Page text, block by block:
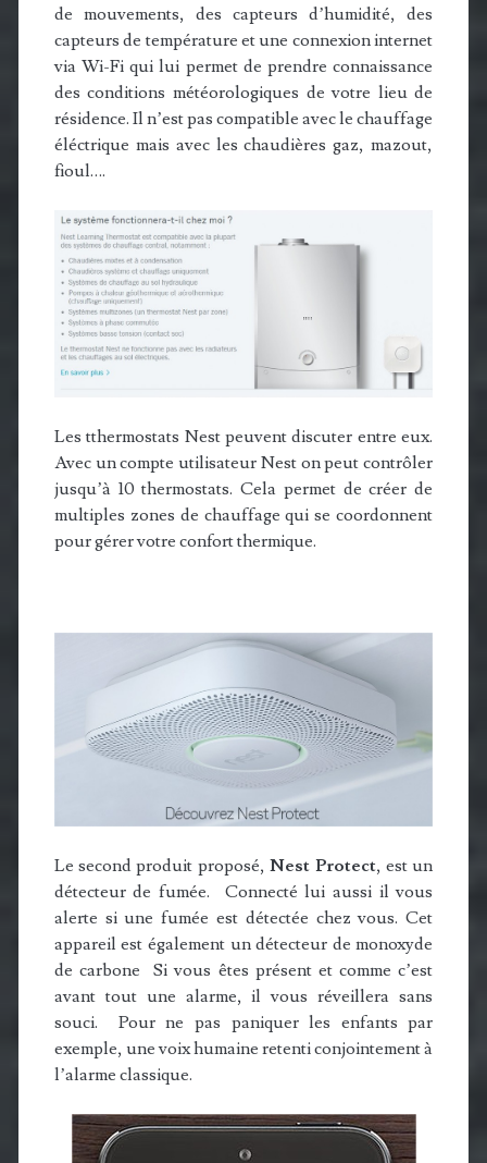
de mouvements, des capteurs d’humidité, des
capteurs de température et une connexion internet
via Wi-Fi qui lui permet de prendre connaissance
des conditions météorologiques de votre lieu de
résidence. Il n’est pas compatible avec le chauffage
éléctrique mais avec les chaudières gaz, mazout,
fioul….
Les tthermostats Nest peuvent discuter entre eux.
Avec un compte utilisateur Nest on peut contrôler
jusqu’à 10 thermostats. Cela permet de créer de
multiples zones de chauffage qui se coordonnent
pour gérer votre confort thermique.
Le second produit proposé,Nest Protect, est un
détecteur de fumée. Connecté lui aussi il vous
alerte si une fumée est détectée chez vous. Cet
appareil est également un détecteur de monoxyde
de carbone Si vous êtes présent et comme c’est
avant tout une alarme, il vous réveillera sans
souci. Pour ne pas paniquer les enfants par
exemple, une voix humaine retenti conjointement à
l’alarme classique.